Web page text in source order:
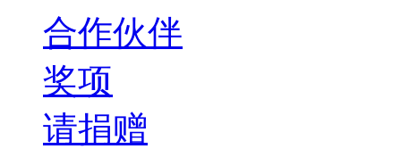
合作伙伴
奖项
请捐赠